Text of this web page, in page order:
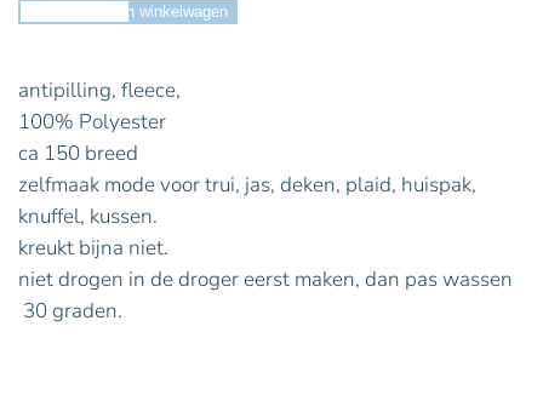
Toevoegen aan winkelwagen
antipilling, fleece,
100% Polyester
ca 150 breed
zelfmaak mode voor trui, jas, deken, plaid, huispak,
knuffel, kussen.
kreukt bijna niet.
niet drogen in de droger eerst maken, dan pas wassen
30 graden.